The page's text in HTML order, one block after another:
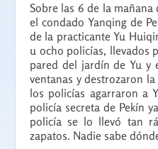
Sobre las 6 de la mañana
el condado Yanqing de
de la practicante Yu
u ocho policías, llevados
pared del jardín de Yu y
ventanas y destrozaron
los policías agarraron a
policía secreta de Pekín
policía se lo llevó tan
zapatos. Nadie sabe